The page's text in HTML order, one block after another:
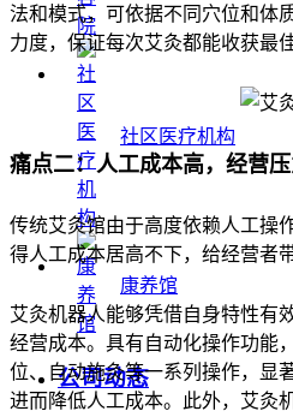
社区医疗机构
康养馆
公司动态
法和模式，可依据不同穴位和体
力度，保证每次艾灸都能收获最
痛点二：人工成本高，经营
传统艾灸馆由于高度依赖人工操
得人工成本居高不下，给经营者
艾灸机器人能够凭借自身特性有
经营成本。具有自动化操作功能
位、自动施灸等一系列操作，显
进而降低人工成本。此外，艾灸